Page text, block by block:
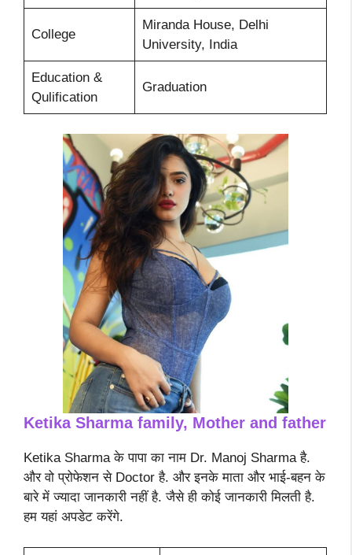
College
Miranda House, Delhi
University, India
Education &
Qulification
Graduation
Ketika Sharma family, Mother and father
Ketika Sharma के पापा का नाम Dr. Manoj Sharma है.
और वो प्रोफेशन से Doctor है. और इनके माता और भाई-बहन के
बारे में ज्यादा जानकारी नहीं है. जैसे ही कोई जानकारी मिलती है.
हम यहां अपडेट करेंगे.